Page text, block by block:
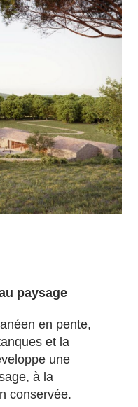
paysage
en pente,
et la
une
à la
conservée.